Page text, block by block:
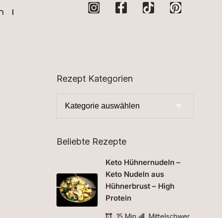
Rezept Kategorien
Beliebte Rezepte
Keto Hühnernudeln –
Keto Nudeln aus
Hühnerbrust – High
Protein
15 Min. Mittelschwer